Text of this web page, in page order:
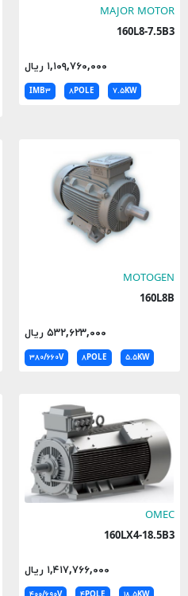
MAJOR MOTOR
160L8-7.5B3
۱,۱۰۹,۷۶۰,۰۰۰ ریال
۷.۵KW ۸POLE IMB۳
MOTOGEN
160L8B
۵۳۲,۶۲۳,۰۰۰ ریال
۵.۵KW ۸POLE ۳۸۰/۶۶۰V
OMEC
160LX4-18.5B3
۱,۴۱۷,۷۶۶,۰۰۰ ریال